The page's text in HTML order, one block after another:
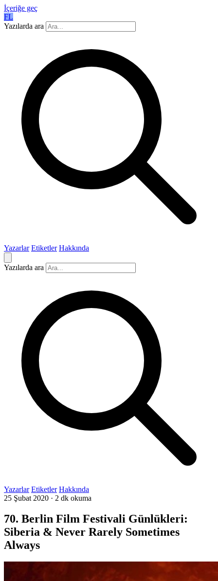
İçeriğe geç
FL
Yazılarda ara
Yazarlar Etiketler Hakkında
Yazılarda ara
Yazarlar Etiketler Hakkında
25 Şubat 2020 · 2 dk okuma
70. Berlin Film Festivali Günlükleri:
Siberia & Never Rarely Sometimes
Always